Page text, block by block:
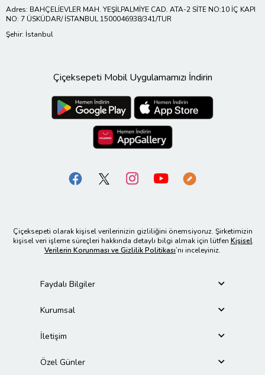
Adres: BAHÇELİEVLER MAH. YEŞİLPALMİYE CAD. ATA-2 SİTE NO:10 İÇ KAPI
NO: 7 ÜSKÜDAR/ İSTANBUL 1500046938/341/TUR
Şehir: İstanbul
Çiçeksepeti Mobil Uygulamamızı İndirin
Çiçeksepeti olarak kişisel verilerinizin gizliliğini önemsiyoruz. Şirketimizin
kişisel veri işleme süreçleri hakkında detaylı bilgi almak için lütfen Kişisel
Verilerin Korunması ve Gizlilik Politikası’nı inceleyiniz.
Faydalı Bilgiler
Kurumsal
İletişim
Özel Günler